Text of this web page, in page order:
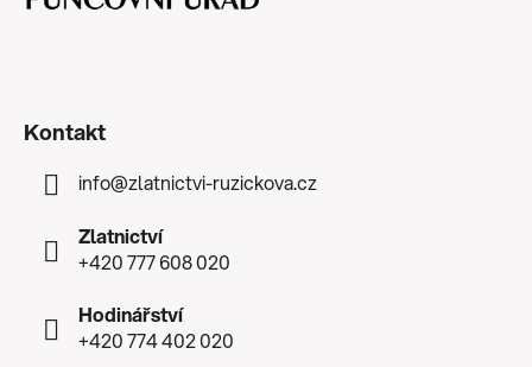
Kontakt
info@zlatnictvi-ruzickova.cz
Zlatnictví
+420 777 608 020
Hodinářství
+420 774 402 020